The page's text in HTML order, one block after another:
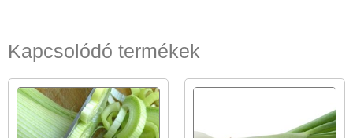
Kapcsolódó termékek